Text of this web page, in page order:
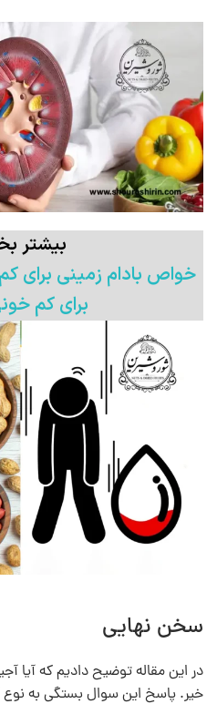
بیشتر
خواص بادام زمینی برای
برای کم
سخن نهایی
در این مقاله توضیح دادیم که آیا
خیر. پاسخ این سوال بستگی به